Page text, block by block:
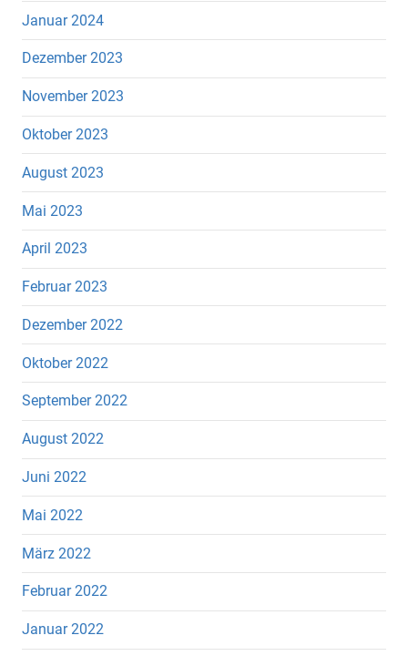
Januar 2024
Dezember 2023
November 2023
Oktober 2023
August 2023
Mai 2023
April 2023
Februar 2023
Dezember 2022
Oktober 2022
September 2022
August 2022
Juni 2022
Mai 2022
März 2022
Februar 2022
Januar 2022